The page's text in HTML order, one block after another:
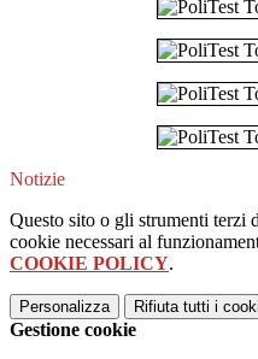
Notizie
Questo sito o gli strumenti terzi
cookie necessari al
COOKIE POLICY.
Personalizza Rifiuta tutti i
Gestione cookie